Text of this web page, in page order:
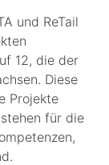
und ReTail
12, die der
Diese
Projekte
für die